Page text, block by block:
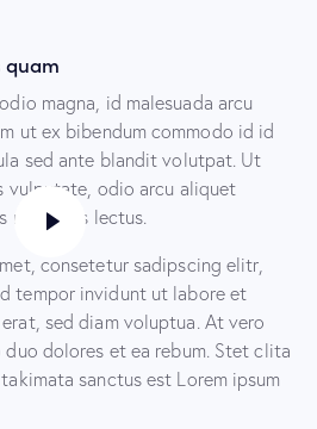
quam
magna, id malesuada arcu
ut ex bibendum commodo id id
sed ante blandit volutpat. Ut
vulputate, odio arcu aliquet
risus quis lectus.
consetetur sadipscing elitr,
tempor invidunt ut labore et
sed diam voluptua. At vero
dolores et ea rebum. Stet clita
sanctus est Lorem ipsum